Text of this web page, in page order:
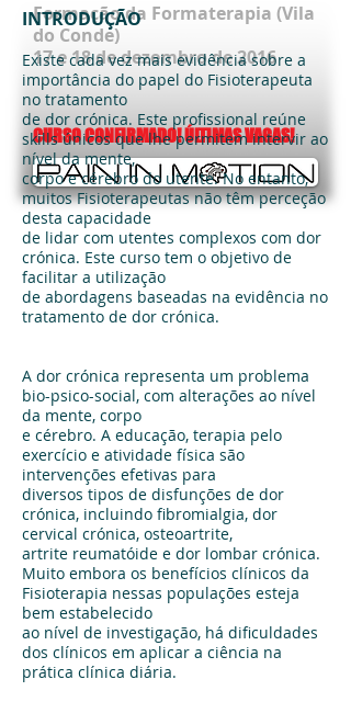
Formação da Formaterapia (Vila
do Conde)
17 e 18 de dezembro de 2016
CURSO CONFIRMADO! ÚLTIMAS VAGAS!
INTRODUÇÃO
Existe cada vez mais evidência sobre a
importância do papel do Fisioterapeuta
no tratamento
de dor crónica. Este profissional reúne
skills únicos que lhe permitem intervir ao
nível da mente,
corpo e cérebro do utente. No entanto,
muitos Fisioterapeutas não têm perceção
desta capacidade
de lidar com utentes complexos com dor
crónica. Este curso tem o objetivo de
facilitar a utilização
de abordagens baseadas na evidência no
tratamento de dor crónica.
A dor crónica representa um problema
bio-psico-social, com alterações ao nível
da mente, corpo
e cérebro. A educação, terapia pelo
exercício e atividade física são
intervenções efetivas para
diversos tipos de disfunções de dor
crónica, incluindo fibromialgia, dor
cervical crónica, osteoartrite,
artrite reumatóide e dor lombar crónica.
Muito embora os benefícios clínicos da
Fisioterapia nessas populações esteja
bem estabelecido
ao nível de investigação, há dificuldades
dos clínicos em aplicar a ciência na
prática clínica diária.